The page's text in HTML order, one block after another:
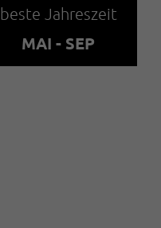
beste Jahreszeit
MAI - SEP